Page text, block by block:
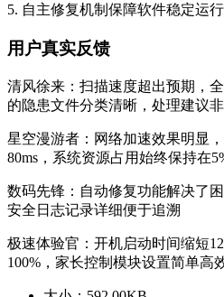
5. 自主修复机制保障软件稳定运行
用户真实反馈
清风徐来：扫描速度超出预期，
的隐患文件分类清晰，处理建议
星空漫游者：网络加速效果明显
80ms，系统资源占用始终保持在
数码先锋：自动修复功能解决了
安全日志记录详细便于追溯
极速体验官：开机启动时间缩短
100%，家长控制模块设置简单高